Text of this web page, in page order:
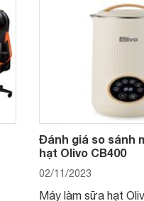
mua sắm cuối năm.
Đánh giá so sánh
hạt Olivo CB400
02/11/2023
Máy làm sữa hạt